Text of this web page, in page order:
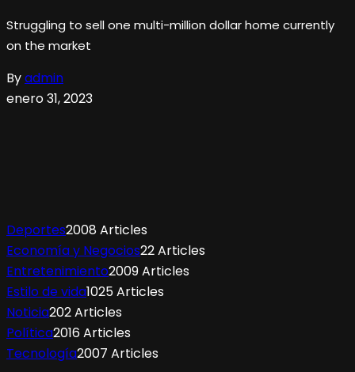
Struggling to sell one multi-million dollar home currently
on the market
Byadmin
enero 31, 2023
Deportes2008 Articles
Economía y Negocios22 Articles
Entretenimiento2009 Articles
Estilo de vida1025 Articles
Noticia202 Articles
Política2016 Articles
Tecnología2007 Articles